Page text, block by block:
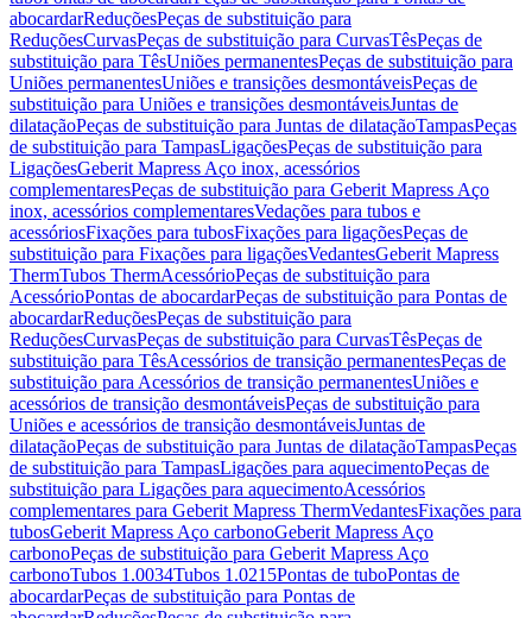
abocardarReduçõesPeças de substituição para
ReduçõesCurvasPeças de substituição para CurvasTêsPeças de
substituição para TêsUniões permanentesPeças de substituição para
Uniões permanentesUniões e transições desmontáveisPeças de
substituição para Uniões e transições desmontáveisJuntas de
dilataçãoPeças de substituição para Juntas de dilataçãoTampasPeças
de substituição para TampasLigaçõesPeças de substituição para
LigaçõesGeberit Mapress Aço inox, acessórios
complementaresPeças de substituição para Geberit Mapress Aço
inox, acessórios complementaresVedações para tubos e
acessóriosFixações para tubosFixações para ligaçõesPeças de
substituição para Fixações para ligaçõesVedantesGeberit Mapress
ThermTubos ThermAcessórioPeças de substituição para
AcessórioPontas de abocardarPeças de substituição para Pontas de
abocardarReduçõesPeças de substituição para
ReduçõesCurvasPeças de substituição para CurvasTêsPeças de
substituição para TêsAcessórios de transição permanentesPeças de
substituição para Acessórios de transição permanentesUniões e
acessórios de transição desmontáveisPeças de substituição para
Uniões e acessórios de transição desmontáveisJuntas de
dilataçãoPeças de substituição para Juntas de dilataçãoTampasPeças
de substituição para TampasLigações para aquecimentoPeças de
substituição para Ligações para aquecimentoAcessórios
complementares para Geberit Mapress ThermVedantesFixações para
tubosGeberit Mapress Aço carbonoGeberit Mapress Aço
carbonoPeças de substituição para Geberit Mapress Aço
carbonoTubos 1.0034Tubos 1.0215Pontas de tuboPontas de
abocardarPeças de substituição para Pontas de